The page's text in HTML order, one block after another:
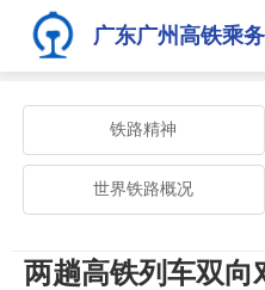
广东广州高铁乘
铁路精神
世界铁路概况
两趟高铁列车双向